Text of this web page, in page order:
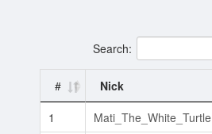
Search:
# Nick
1
Mati_The_White_Turtle